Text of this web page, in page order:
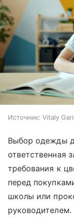
Источник: Vitaly
Выбор одежды
ответственная
требования к
перед
школы или
руководителем.